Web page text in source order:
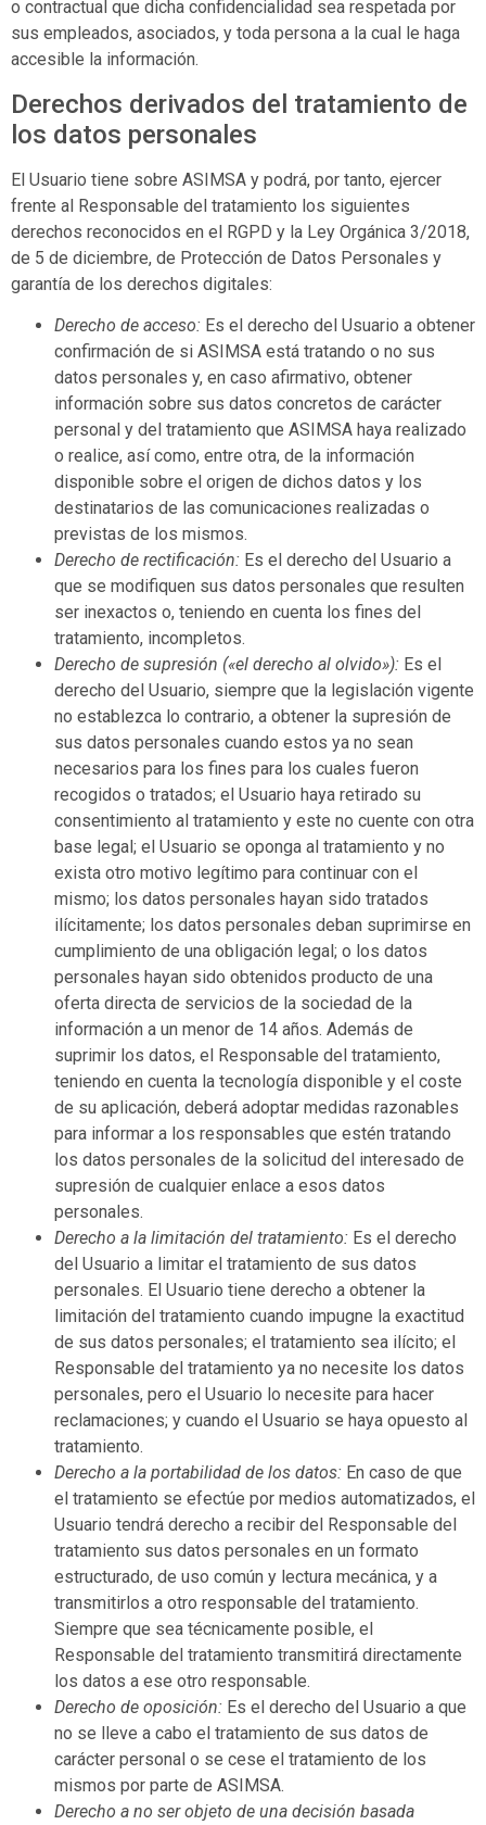
o contractual que dicha confidencialidad sea respetada por
sus empleados, asociados, y toda persona a la cual le haga
accesible la información.
Derechos derivados del tratamiento de
los datos personales
El Usuario tiene sobre ASIMSA y podrá, por tanto, ejercer
frente al Responsable del tratamiento los siguientes
derechos reconocidos en el RGPD y la Ley Orgánica 3/2018,
de 5 de diciembre, de Protección de Datos Personales y
garantía de los derechos digitales:
Derecho de acceso: Es el derecho del Usuario a obtener
confirmación de si ASIMSA está tratando o no sus
datos personales y, en caso afirmativo, obtener
información sobre sus datos concretos de carácter
personal y del tratamiento que ASIMSA haya realizado
o realice, así como, entre otra, de la información
disponible sobre el origen de dichos datos y los
destinatarios de las comunicaciones realizadas o
previstas de los mismos.
Derecho de rectificación: Es el derecho del Usuario a
que se modifiquen sus datos personales que resulten
ser inexactos o, teniendo en cuenta los fines del
tratamiento, incompletos.
Derecho de supresión («el derecho al olvido»): Es el
derecho del Usuario, siempre que la legislación vigente
no establezca lo contrario, a obtener la supresión de
sus datos personales cuando estos ya no sean
necesarios para los fines para los cuales fueron
recogidos o tratados; el Usuario haya retirado su
consentimiento al tratamiento y este no cuente con otra
base legal; el Usuario se oponga al tratamiento y no
exista otro motivo legítimo para continuar con el
mismo; los datos personales hayan sido tratados
ilícitamente; los datos personales deban suprimirse en
cumplimiento de una obligación legal; o los datos
personales hayan sido obtenidos producto de una
oferta directa de servicios de la sociedad de la
información a un menor de 14 años. Además de
suprimir los datos, el Responsable del tratamiento,
teniendo en cuenta la tecnología disponible y el coste
de su aplicación, deberá adoptar medidas razonables
para informar a los responsables que estén tratando
los datos personales de la solicitud del interesado de
supresión de cualquier enlace a esos datos
personales.
Derecho a la limitación del tratamiento: Es el derecho
del Usuario a limitar el tratamiento de sus datos
personales. El Usuario tiene derecho a obtener la
limitación del tratamiento cuando impugne la exactitud
de sus datos personales; el tratamiento sea ilícito; el
Responsable del tratamiento ya no necesite los datos
personales, pero el Usuario lo necesite para hacer
reclamaciones; y cuando el Usuario se haya opuesto al
tratamiento.
Derecho a la portabilidad de los datos: En caso de que
el tratamiento se efectúe por medios automatizados, el
Usuario tendrá derecho a recibir del Responsable del
tratamiento sus datos personales en un formato
estructurado, de uso común y lectura mecánica, y a
transmitirlos a otro responsable del tratamiento.
Siempre que sea técnicamente posible, el
Responsable del tratamiento transmitirá directamente
los datos a ese otro responsable.
Derecho de oposición: Es el derecho del Usuario a que
no se lleve a cabo el tratamiento de sus datos de
carácter personal o se cese el tratamiento de los
mismos por parte de ASIMSA.
Derecho a no ser objeto de una decisión basada